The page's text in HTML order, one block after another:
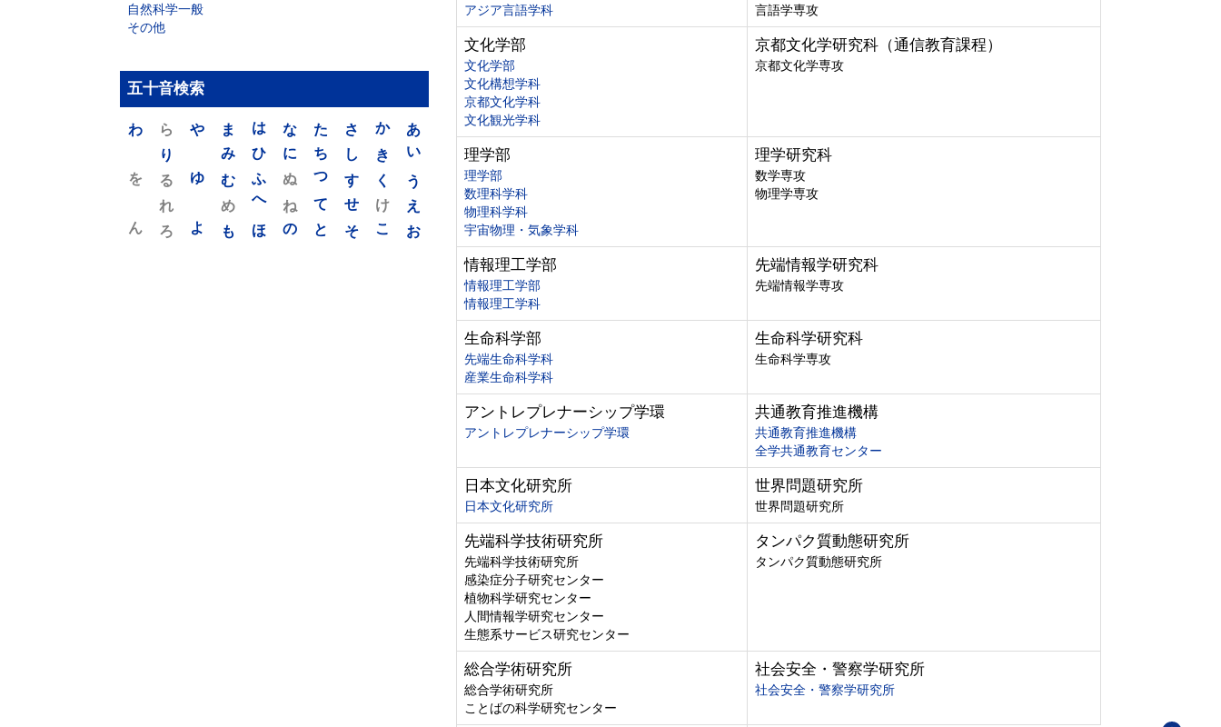
自然科学一般
その他
五十音検索
あ
い
う
え
お
か
き
く
け
こ
さ
し
す
せ
そ
た
ち
つ
て
と
な
に
ぬ
ね
の
は
ひ
ふ
へ
ほ
ま
み
む
め
も
や
ゆ
よ
ら
り
る
れ
ろ
わ
を
ん
アジア言語学科
言語学専攻
文化学部
文化学部
文化構想学科
京都文化学科
文化観光学科
京都文化学研究科（通信教育課程）
京都文化学専攻
理学部
理学部
数理科学科
物理科学科
宇宙物理・気象学科
理学研究科
数学専攻
物理学専攻
情報理工学部
情報理工学部
情報理工学科
先端情報学研究科
先端情報学専攻
生命科学部
先端生命科学科
産業生命科学科
生命科学研究科
生命科学専攻
アントレプレナーシップ学環
アントレプレナーシップ学環
共通教育推進機構
共通教育推進機構
全学共通教育センター
日本文化研究所
日本文化研究所
世界問題研究所
世界問題研究所
先端科学技術研究所
先端科学技術研究所
感染症分子研究センター
植物科学研究センター
人間情報学研究センター
生態系サービス研究センター
タンパク質動態研究所
タンパク質動態研究所
総合学術研究所
総合学術研究所
ことばの科学研究センター
社会安全・警察学研究所
社会安全・警察学研究所